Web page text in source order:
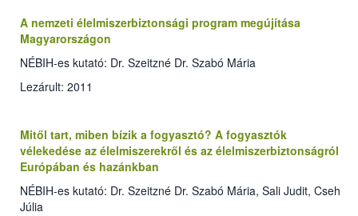
A nemzeti élelmiszerbiztonsági program megújítása
Magyarországon
NÉBIH-es kutató: Dr. Szeitzné Dr. Szabó Mária
Lezárult: 2011
Mitől tart, miben bízik a fogyasztó? A fogyasztók
vélekedése az élelmiszerekről és az élelmiszerbiztonságról
Európában és hazánkban
NÉBIH-es kutató: Dr. Szeitzné Dr. Szabó Mária, Sali Judit, Cseh
Júlia